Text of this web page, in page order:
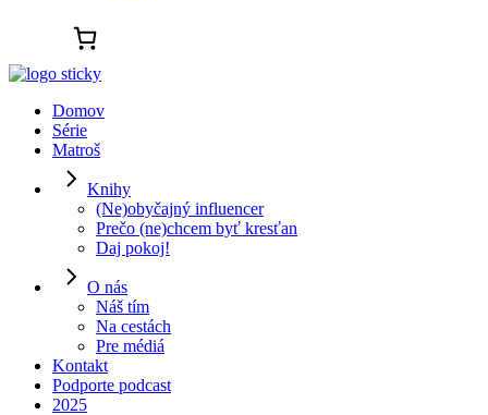
Domov
Série
Matroš
Knihy
(Ne)obyčajný influencer
Prečo (ne)chcem byť kresťan
Daj pokoj!
O nás
Náš tím
Na cestách
Pre médiá
Kontakt
Podporte podcast
2025